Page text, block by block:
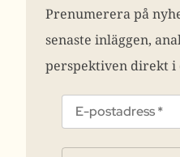
Prenumerera på
senaste inläggen,
perspektiven direkt i